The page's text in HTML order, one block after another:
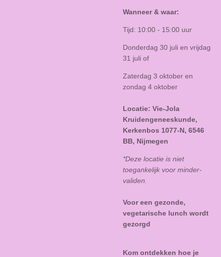
Wanneer & waar:
Tijd: 10:00 - 15:00 uur
Donderdag 30 juli en vrijdag
31 juli of
Zaterdag 3 oktober en
zondag 4 oktober
Locatie: Vie-Jola
Kruidengeneeskunde,
Kerkenbos 1077-N, 6546
BB, Nijmegen
*Deze locatie is niet
toegankelijk voor minder-
validen.
Voor een gezonde,
vegetarische lunch wordt
gezorgd
Kom ontdekken hoe je